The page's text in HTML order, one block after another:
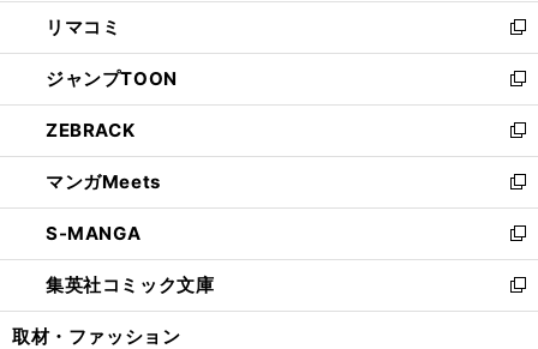
で
開
く
ド
ウ
で
開
く
ウ
ィ
ン
ド
ウ
で
開
く
し
い
ウ
ィ
ン
ド
ウ
で
開
く
リマコミ
新
し
い
ウ
ィ
ン
ド
ウ
で
開
く
ジャンプTOON
新
し
い
ウ
ィ
ン
ド
ウ
で
開
ZEBRACK
新
し
い
ウ
ィ
ン
ド
ウ
マンガMeets
新
し
い
ウ
ィ
ン
S-MANGA
新
し
い
ウ
集英社コミック文庫
新
し
取材・ファッション